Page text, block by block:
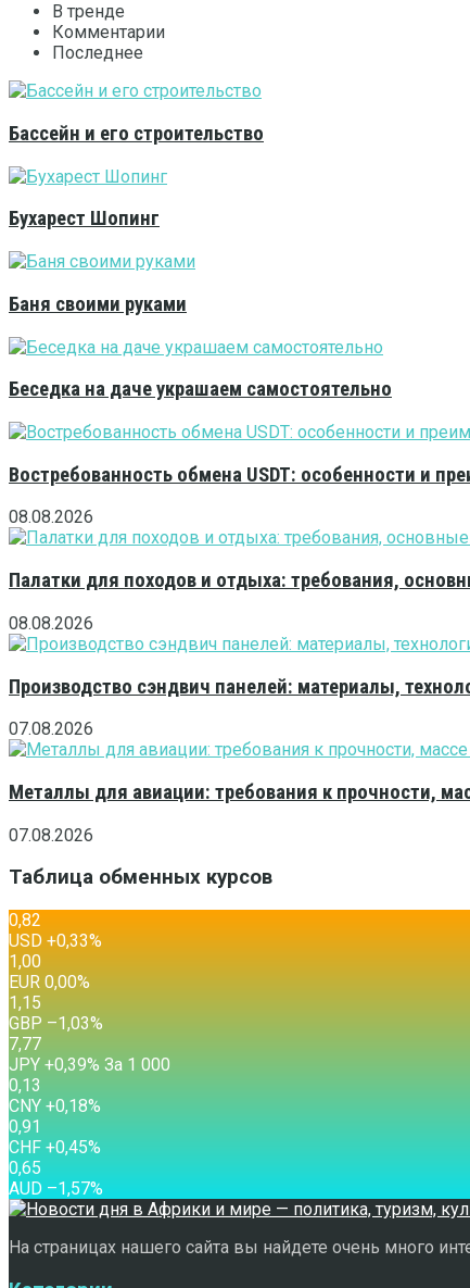
В тренде
Комментарии
Последнее
Бассейн и его строительство
Бухарест Шопинг
Баня своими руками
Беседка на даче украшаем самостоятельно
Востребованность обмена USDT: особенности и
08.08.2026
Палатки для походов и отдыха: требования,
08.08.2026
Производство сэндвич панелей: материалы,
07.08.2026
Металлы для авиации: требования к прочности,
07.08.2026
Таблица обменных курсов
0,82
USD +0,33%
1,00
EUR 0,00%
1,15
GBP –1,03%
7,77
JPY +0,39% За 1 000
0,13
CNY +0,18%
0,91
CHF +0,45%
0,65
AUD –1,57%
На страницах нашего сайта вы найдете очень много